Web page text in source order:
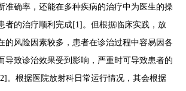
准确率，还能在多种疾病的治疗中为医生的操
者的治疗顺利完成[1]。但根据临床实践，放
的风险因素较多，患者在诊治过程中容易因各
导致诊治效果受到影响，严重时可导致患者的
。根据医院放射科日常运行情况，其会根据